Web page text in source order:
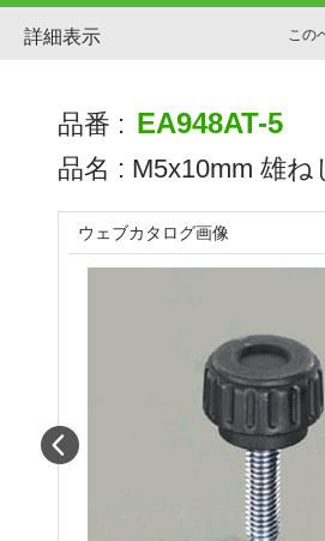
詳細表示 この
品番 : EA948AT-5
品名 : M5x10mm 雄
ウェブカタログ画像